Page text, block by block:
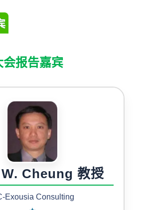
会报告嘉宾
Cheung 教授
Exousia Consulting